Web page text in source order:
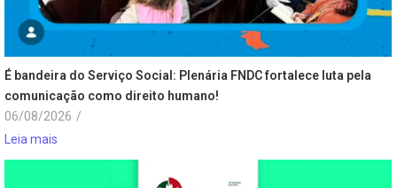
É bandeira do Serviço Social: Plenária FNDC fortalece luta pela
comunicação como direito humano!
06/08/2026 /
Leia mais